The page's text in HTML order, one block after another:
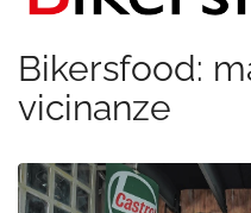
Bikersfood:
vicinanze